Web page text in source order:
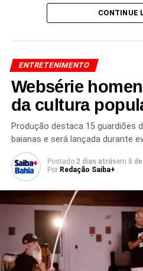
importante contribuição de
emoção, Ana Maria Braga
manifestações de
sociais.
O momento rapidamente
internautas, que enviaram
apresentadora e prestaram
A despedida emocionada
Maria demonstrava pelo
perda em sua vida pessoal.
A comoção tomou conta do
programa, transformando o
despedida em uma
pelo reconhecimento à
do episódio também gerou
pesar entre telespectadores e
CONTINUE
ENTRETENIMENTO
Websérie
da cultura
Produção destaca 15 guardiões
baianas e será lançada durante
Postado 2 dias atrásem 5
Por Redação Saiba+